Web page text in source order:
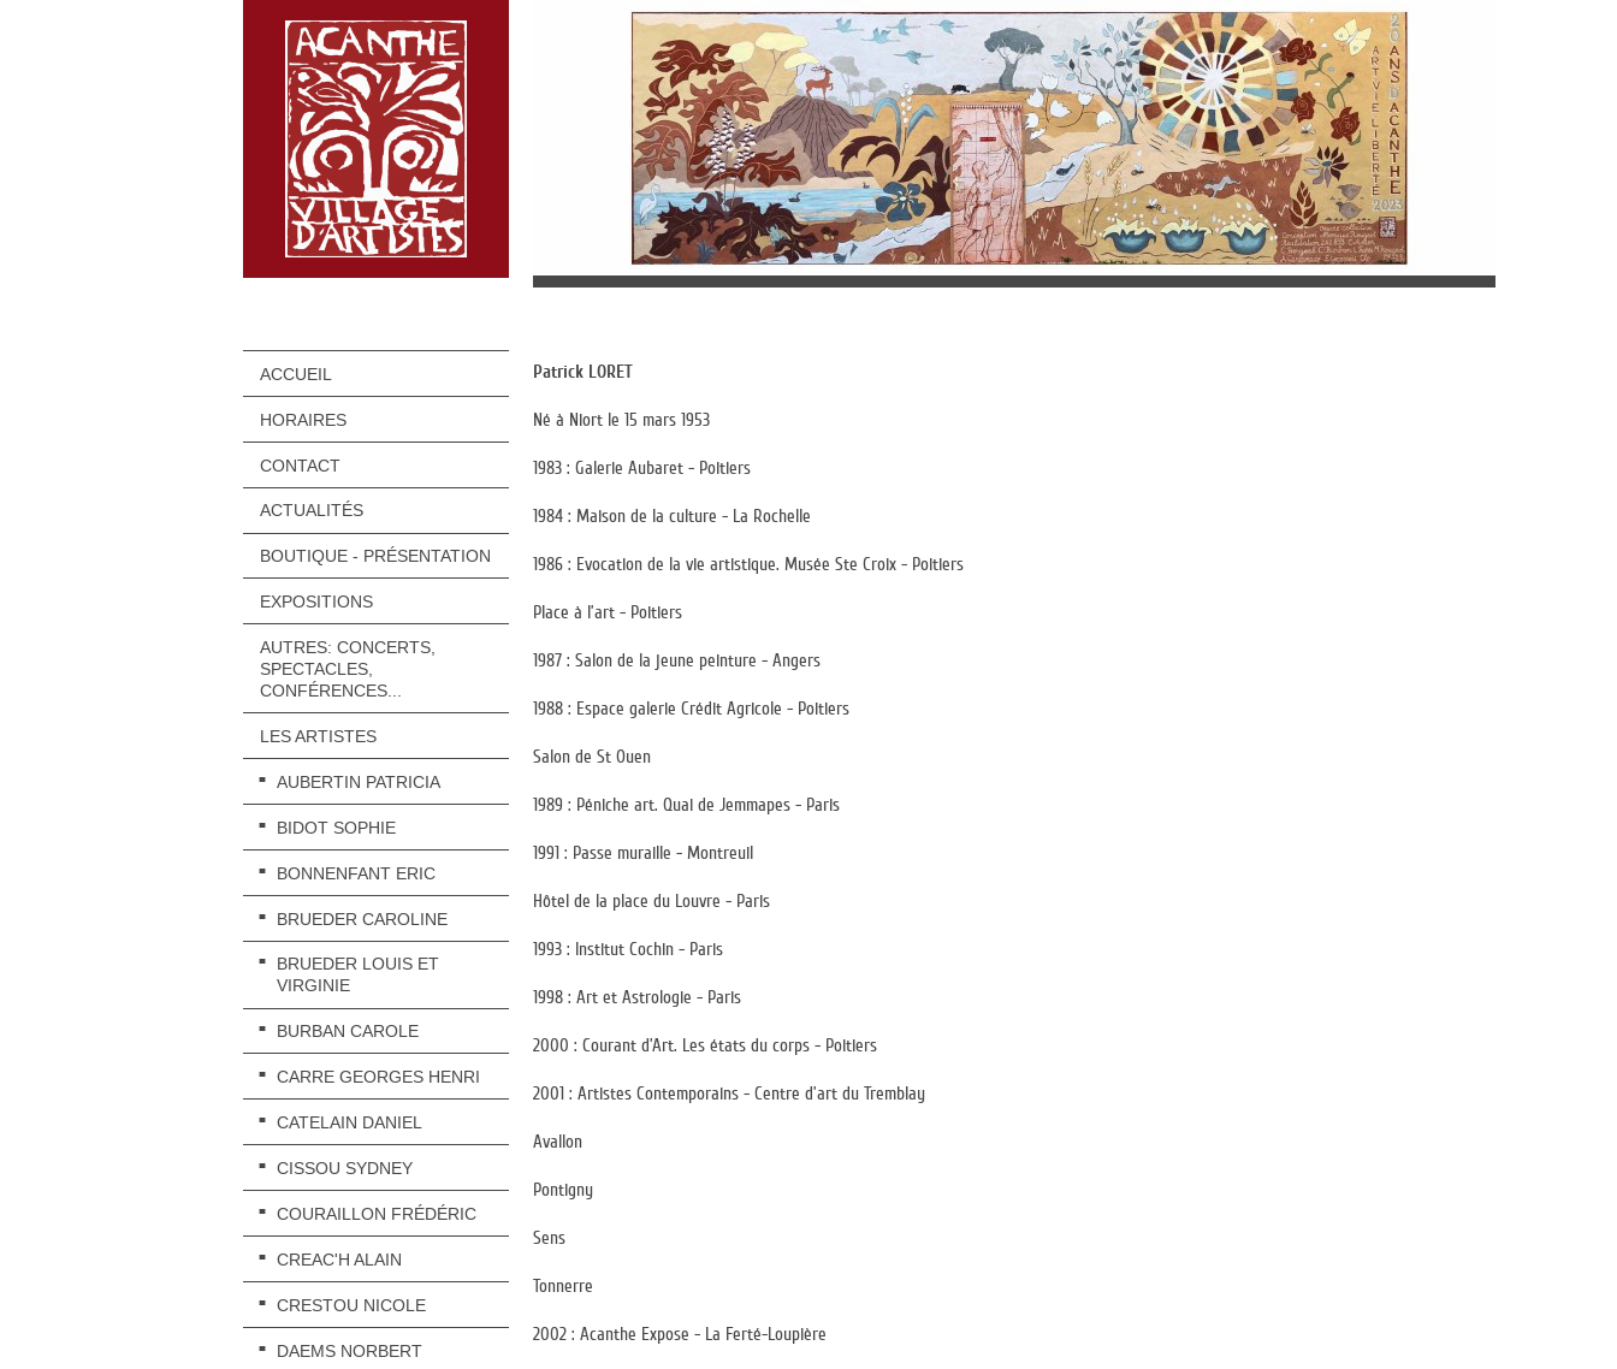
ACCUEIL
HORAIRES
CONTACT
ACTUALITÉS
BOUTIQUE - PRÉSENTATION
EXPOSITIONS
AUTRES: CONCERTS,
SPECTACLES,
CONFÉRENCES...
LES ARTISTES
AUBERTIN PATRICIA
BIDOT SOPHIE
BONNENFANT ERIC
BRUEDER CAROLINE
BRUEDER LOUIS ET
VIRGINIE
BURBAN CAROLE
CARRE GEORGES HENRI
CATELAIN DANIEL
CISSOU SYDNEY
COURAILLON FRÉDÉRIC
CREAC'H ALAIN
CRESTOU NICOLE
DAEMS NORBERT
Patrick LORET
Né à Niort le 15 mars 1953
1983 : Galerie Aubaret - Poitiers
1984 : Maison de la culture - La Rochelle
1986 : Evocation de la vie artistique. Musée Ste Croix - Poitiers
Place à l’art - Poitiers
1987 : Salon de la jeune peinture - Angers
1988 : Espace galerie Crédit Agricole - Poitiers
Salon de St Ouen
1989 : Péniche art. Quai de Jemmapes - Paris
1991 : Passe muraille - Montreuil
Hôtel de la place du Louvre - Paris
1993 : Institut Cochin - Paris
1998 : Art et Astrologie - Paris
2000 : Courant d’Art. Les états du corps - Poitiers
2001 : Artistes Contemporains - Centre d’art du Tremblay
Avallon
Pontigny
Sens
Tonnerre
2002 : Acanthe Expose - La Ferté-Loupière